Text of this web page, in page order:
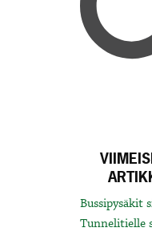
Bussipysäkit
Tunnelitielle